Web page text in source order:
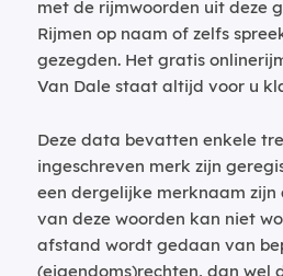
met de rijmwoorden uit deze
Rijmen op naam of zelfs
gezegden. Het gratis
Van Dale staat altijd voor u
Deze data bevatten enkele
ingeschreven merk zijn
een dergelijke merknaam
van deze woorden kan niet
afstand wordt gedaan van
(eigendoms)rechten, dan wel